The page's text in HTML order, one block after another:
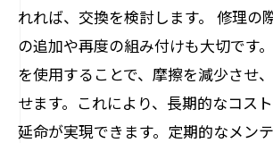
れれば、交換を検討します。 修理の
の追加や再度の組み付けも大切です
を使用することで、摩擦を減少させ
せます。これにより、長期的なコス
延命が実現できます。定期的なメン